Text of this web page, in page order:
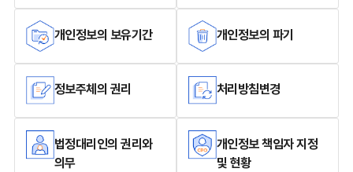
개인정보의 보유기간 개인정보의 파기
정보주체의 권리 처리방침변경
법정대리인의 권리와
의무
개인정보 책임자 지정
및 현황